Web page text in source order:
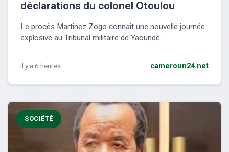
déclarations du colonel Otoulou
Le procès Martinez Zogo connaît une nouvelle journée
explosive au Tribunal militaire de Yaoundé....
il y a 6 heures cameroun24.net
SOCIÉTÉ